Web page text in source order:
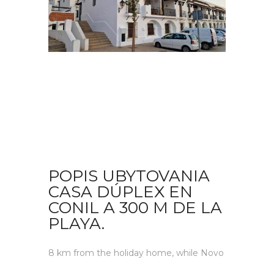
POPIS UBYTOVANIA
CASA DÚPLEX EN
CONIL A 300 M DE LA
PLAYA.
8 km from the holiday home, while Novo